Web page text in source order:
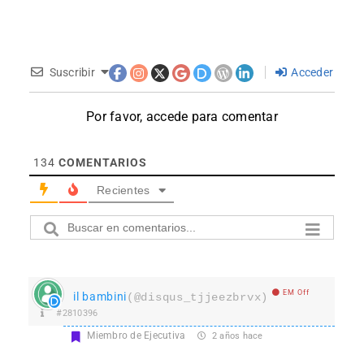
Suscribir Acceder
Por favor, accede para comentar
134 COMENTARIOS
Recientes
il bambini(@disqus_tjjeezbrvx) EM Off
#2810396
Miembro de Ejecutiva 2 años hace